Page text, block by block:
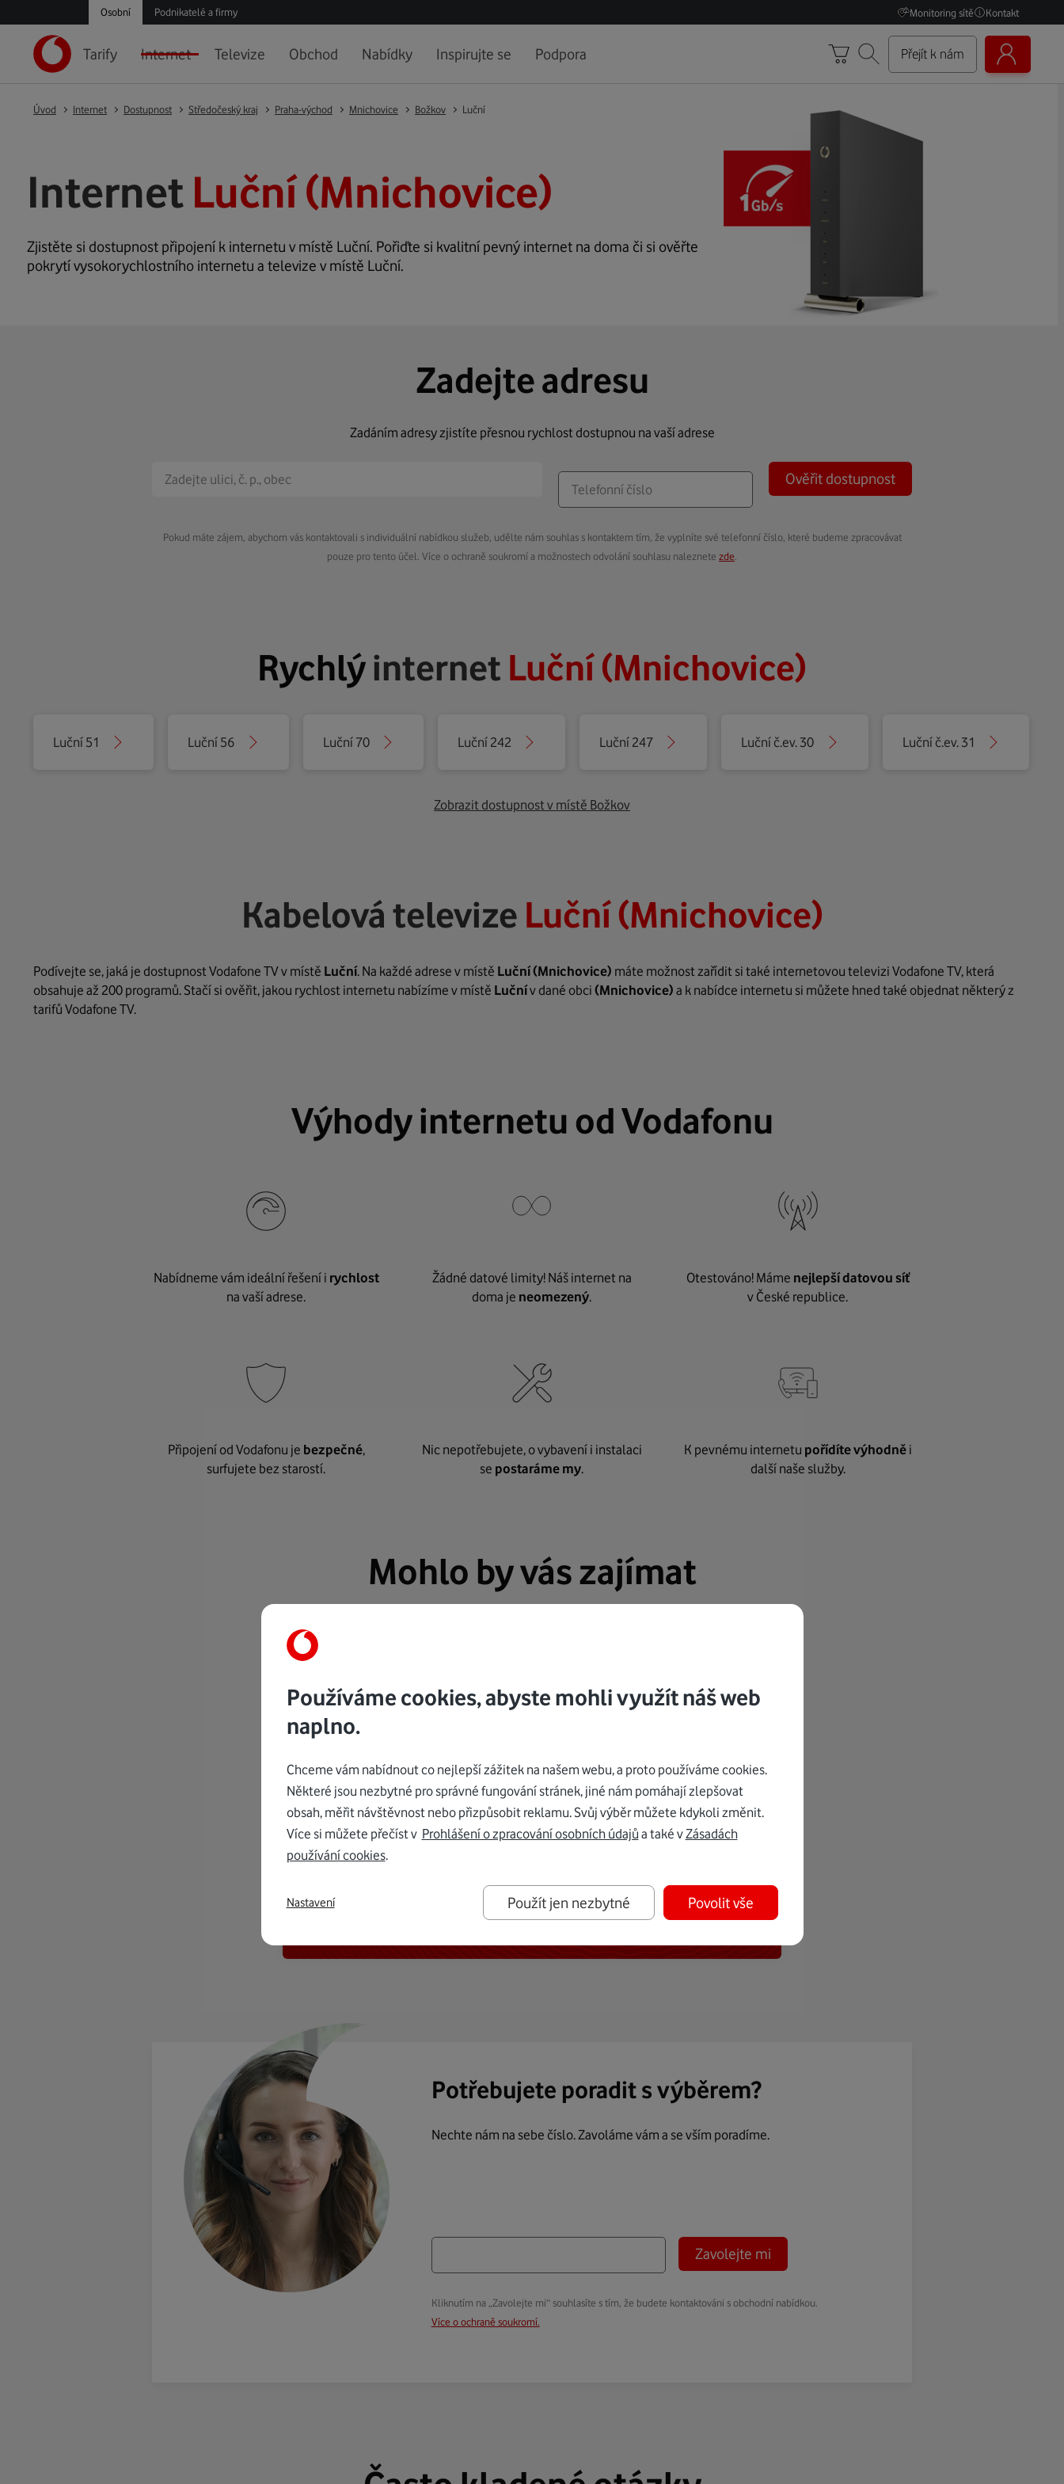
Osobní Podnikatelé a firmy Monitoring sítě Kontakt
Tarify Internet Televize Obchod Nabídky Inspirujte se Podpora Přejít k nám
Úvod Internet Dostupnost Středočeský kraj Praha-východ Mnichovice Božkov Luční
Internet Luční (Mnichovice)
Zjistěte si dostupnost připojení k internetu v místě Luční. Pořiďte si kvalitní pevný internet na doma či si ověřte
pokrytí vysokorychlostního internetu a televize v místě Luční.
Zadejte adresu
Zadáním adresy zjistíte přesnou rychlost dostupnou na vaší adrese
Ověřit dostupnost
Pokud máte zájem, abychom vás kontaktovali s individuální nabídkou služeb, udělte nám souhlas s kontaktem tím, že vyplníte své telefonní číslo, které budeme zpracovávat
pouze pro tento účel. Více o ochraně soukromí a možnostech odvolání souhlasu naleznete zde
Rychlýinternet Luční (Mnichovice)
Luční 51 Luční 56 Luční 70 Luční 242 Luční 247 Luční č.ev. 30 Luční č.ev. 31
Zobrazit dostupnost v místě Božkov
Kabelová televize Luční (Mnichovice)
Podívejte se, jaká je dostupnost Vodafone TV v místě Luční. Na každé adrese v místě Luční(Mnichovice) máte možnost zařídit si také internetovou televizi Vodafone TV, která
obsahuje až 200 programů. Stačí si ověřit, jakou rychlost internetu nabízíme v místě Lučnív dané obci (Mnichovice) a k nabídce internetu si můžete hned také objednat některý z
tarifů Vodafone TV.
Výhody internetu od Vodafonu
Nabídneme vám ideální řešení i rychlost
na vaší adrese.
Žádné datové limity! Náš internet na
doma je neomezený.
Otestováno! Máme nejlepší datovou síť
v České republice.
Připojení od Vodafonu je bezpečné,
surfujete bez starostí.
Nic nepotřebujete, o vybavení i instalaci
se postaráme my.
K pevnému internetu pořídíte výhodněi
další naše služby.
Mohlo by vás zajímat
K internetu vám dáme Vodafone TV již
od 150 Kč měsíčně
Potřebujete poradit s výběrem?
Nechte nám na sebe číslo. Zavoláme vám a se vším poradíme.
Zavolejte mi
Kliknutím na „Zavolejte mi“ souhlasíte s tím, že budete kontaktováni s obchodní nabídkou.
Více o ochraně soukromí.
Používáme cookies, abyste mohli využít náš web
naplno.
Chceme vám nabídnout co nejlepší zážitek na našem webu, a proto používáme cookies.
Některé jsou nezbytné pro správné fungování stránek, jiné nám pomáhají zlepšovat
obsah, měřit návštěvnost nebo přizpůsobit reklamu. Svůj výběr můžete kdykoli změnit.
Více si můžete přečíst v Prohlášení o zpracování osobních údajů a také vZásadách
používání cookies.
Použít jen nezbytné Povolit vše
Nastavení